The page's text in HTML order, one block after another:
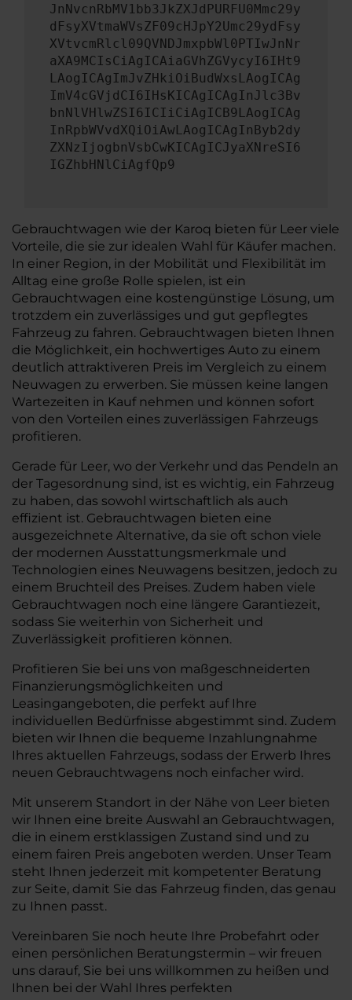
JnNvcnRbMV1bb3JkZXJdPURFU0Mmc29y
dFsyXVtmaWVsZF09cHJpY2Umc29ydFsy
XVtvcmRlcl09QVNDJmxpbWl0PTIwJnNr
aXA9MCIsCiAgICAiaGVhZGVycyI6IHt9
LAogICAgImJvZHkiOiBudWxsLAogICAg
ImV4cGVjdCI6IHsKICAgICAgInJlc3Bv
bnNlVHlwZSI6ICIiCiAgICB9LAogICAg
InRpbWVvdXQiOiAwLAogICAgInByb2dy
ZXNzIjogbnVsbCwKICAgICJyaXNreSI6
IGZhbHNlCiAgfQp9
Gebrauchtwagen wie der Karoq bieten für Leer viele
Vorteile, die sie zur idealen Wahl für Käufer machen.
In einer Region, in der Mobilität und Flexibilität im
Alltag eine große Rolle spielen, ist ein
Gebrauchtwagen eine kostengünstige Lösung, um
trotzdem ein zuverlässiges und gut gepflegtes
Fahrzeug zu fahren. Gebrauchtwagen bieten Ihnen
die Möglichkeit, ein hochwertiges Auto zu einem
deutlich attraktiveren Preis im Vergleich zu einem
Neuwagen zu erwerben. Sie müssen keine langen
Wartezeiten in Kauf nehmen und können sofort
von den Vorteilen eines zuverlässigen Fahrzeugs
profitieren.
Gerade für Leer, wo der Verkehr und das Pendeln an
der Tagesordnung sind, ist es wichtig, ein Fahrzeug
zu haben, das sowohl wirtschaftlich als auch
effizient ist. Gebrauchtwagen bieten eine
ausgezeichnete Alternative, da sie oft schon viele
der modernen Ausstattungsmerkmale und
Technologien eines Neuwagens besitzen, jedoch zu
einem Bruchteil des Preises. Zudem haben viele
Gebrauchtwagen noch eine längere Garantiezeit,
sodass Sie weiterhin von Sicherheit und
Zuverlässigkeit profitieren können.
Profitieren Sie bei uns von maßgeschneiderten
Finanzierungsmöglichkeiten und
Leasingangeboten, die perfekt auf Ihre
individuellen Bedürfnisse abgestimmt sind. Zudem
bieten wir Ihnen die bequeme Inzahlungnahme
Ihres aktuellen Fahrzeugs, sodass der Erwerb Ihres
neuen Gebrauchtwagens noch einfacher wird.
Mit unserem Standort in der Nähe von Leer bieten
wir Ihnen eine breite Auswahl an Gebrauchtwagen,
die in einem erstklassigen Zustand sind und zu
einem fairen Preis angeboten werden. Unser Team
steht Ihnen jederzeit mit kompetenter Beratung
zur Seite, damit Sie das Fahrzeug finden, das genau
zu Ihnen passt.
Vereinbaren Sie noch heute Ihre Probefahrt oder
einen persönlichen Beratungstermin – wir freuen
uns darauf, Sie bei uns willkommen zu heißen und
Ihnen bei der Wahl Ihres perfekten